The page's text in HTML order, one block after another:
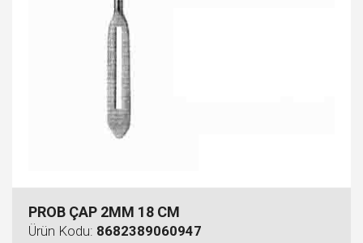
PROB ÇAP 2MM 18 CM
Ürün Kodu: 8682389060947